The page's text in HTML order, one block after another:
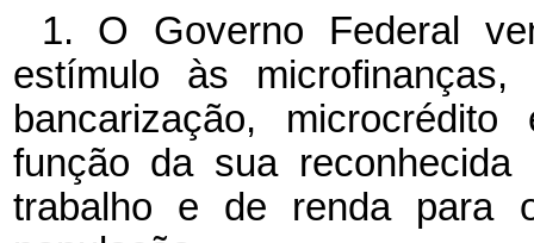
1. O Governo Federal
estímulo às
bancarização,
função da sua
trabalho e de renda para